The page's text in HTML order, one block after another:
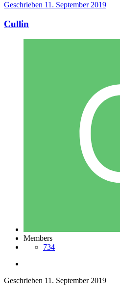
Geschrieben 11. September 2019
Cullin
Members
734
Geschrieben 11. September 2019